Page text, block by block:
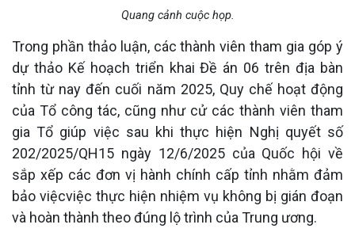
Quang cảnh cuộc họp.
Trong phần thảo luận, các thành viên tham gia góp ý
dự thảo Kế hoạch triển khai Đề án 06 trên địa bàn
tỉnh từ nay đến cuối năm 2025, Quy chế hoạt động
của Tổ công tác, cũng như cử các thành viên tham
gia Tổ giúp việc sau khi thực hiện Nghị quyết số
202/2025/QH15 ngày 12/6/2025 của Quốc hội về
sắp xếp các đơn vị hành chính cấp tỉnh nhằm đảm
bảo việcviệc thực hiện nhiệm vụ không bị gián đoạn
và hoàn thành theo đúng lộ trình của Trung ương.